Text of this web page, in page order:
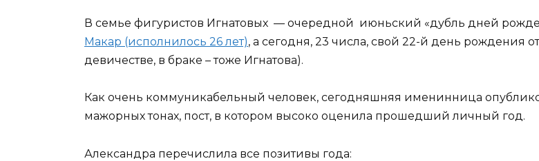
В семье фигуристов Игнатовых — очередной июньский «дубль дней
Макар (исполнилось 26 лет), а сегодня, 23 числа, свой 22-й день рождения
девичестве, в браке – тоже Игнатова).
Как очень коммуникабельный человек, сегодняшняя именинница
мажорных тонах, пост, в котором высоко оценила прошедший личный год.
Александра перечислила все позитивы года: